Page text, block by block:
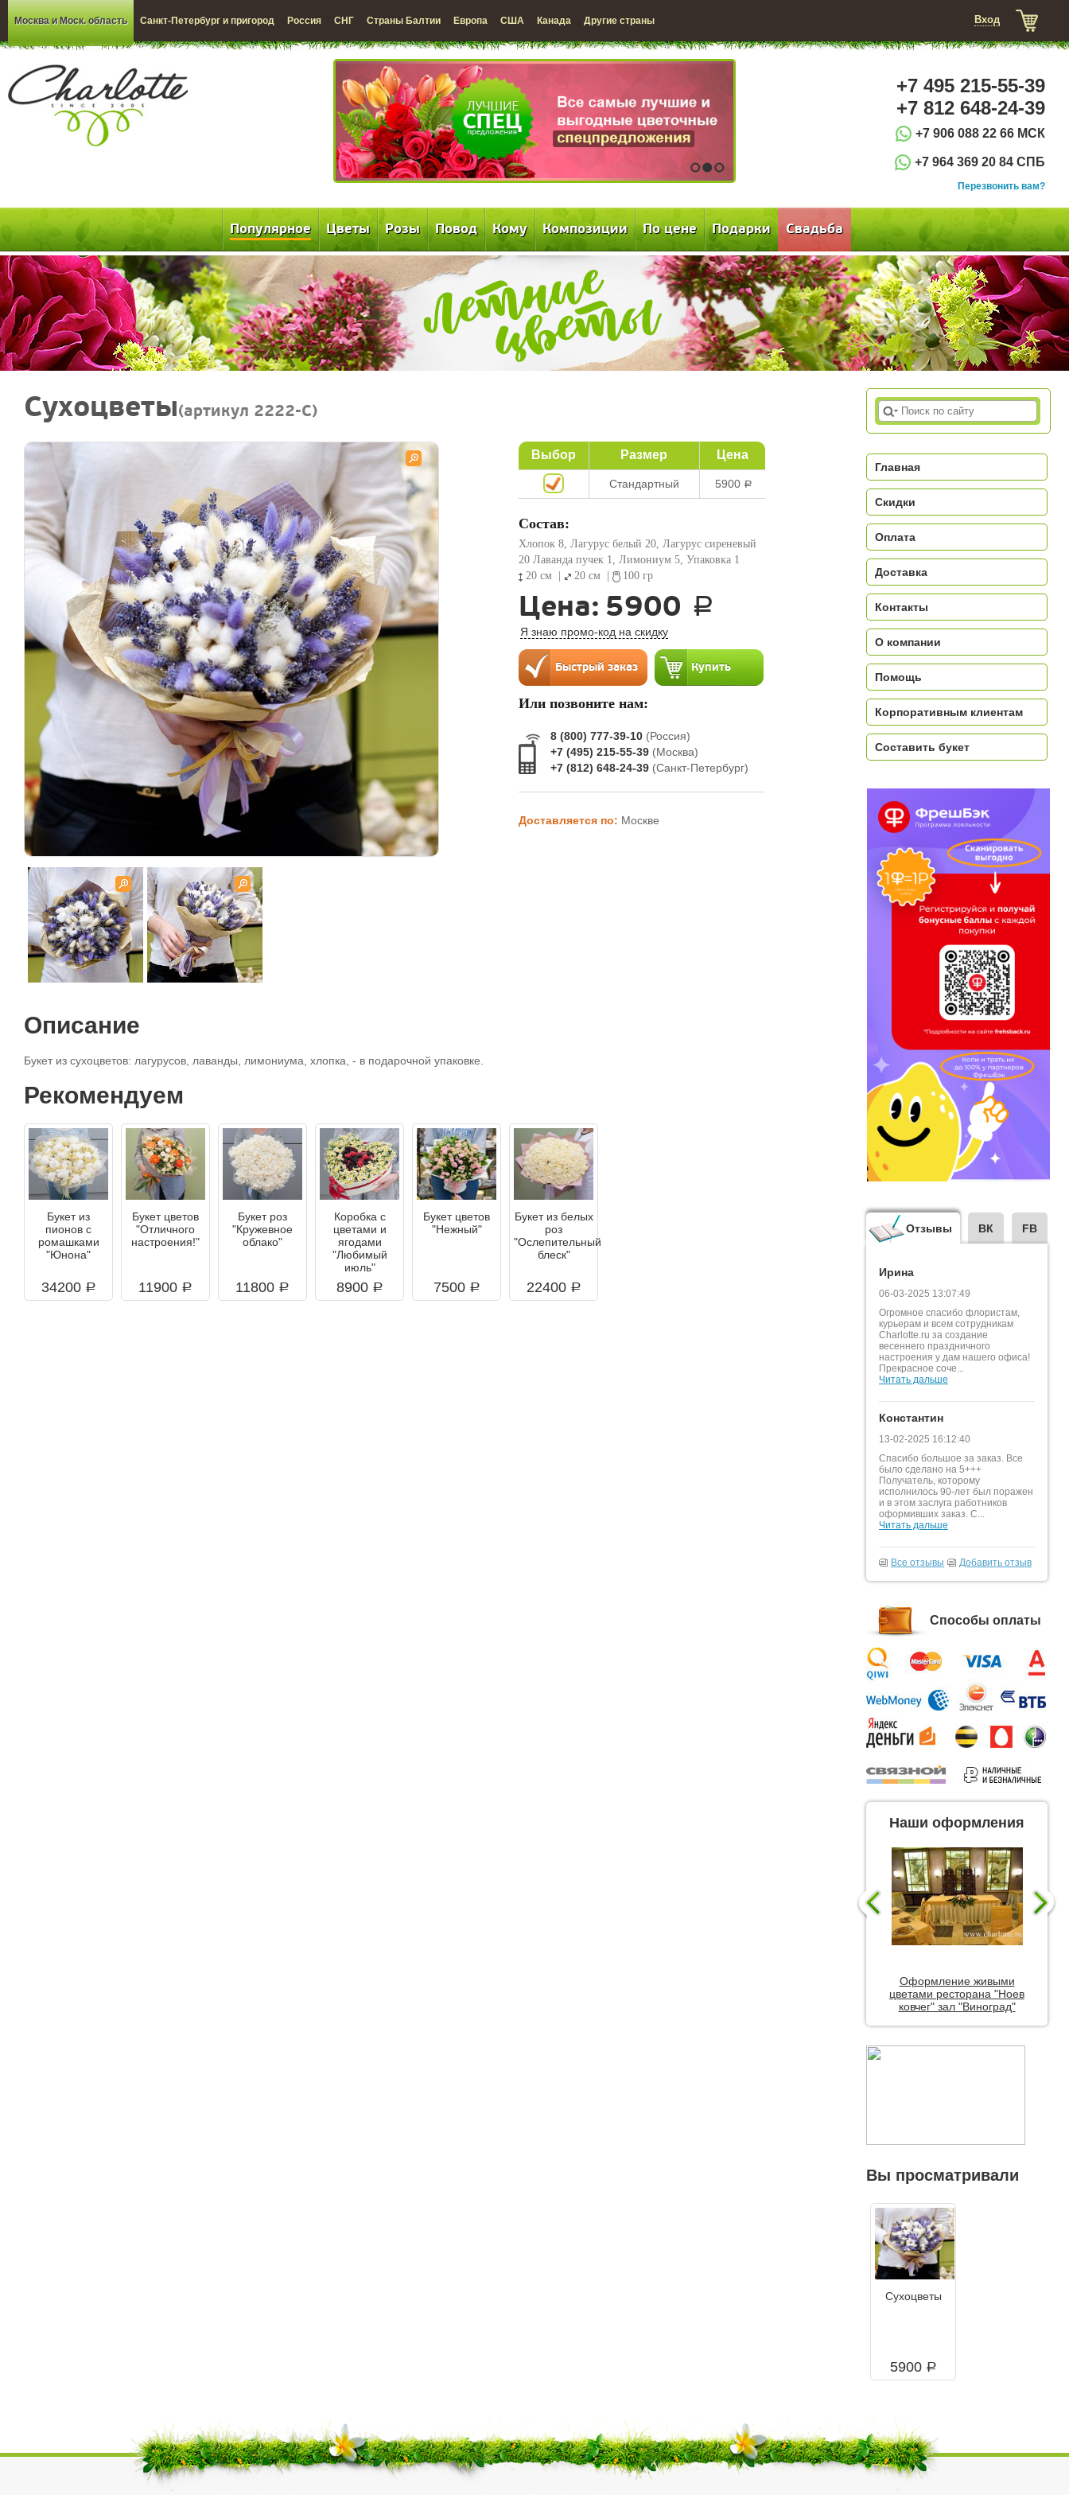
Москва и Моск. область Санкт-Петербург и пригород Россия СНГ Страны Балтии Европа США Канада Другие страны Вход
1 2 3
+7 495 215-55-39
+7 812 648-24-39
+7 906 088 22 66 МСК
+7 964 369 20 84 СПБ
Перезвонить вам?
Популярное Цветы Розы Повод Кому Композиции По цене Подарки Свадьба
Сухоцветы(артикул 2222-C)
Выбор Размер Цена
Стандартный 5900 a
Состав:
Хлопок 8, Лагурус белый 20, Лагурус сиреневый
20 Лаванда пучек 1, Лимониум 5, Упаковка 1
20 см
20 см 100 гр
Цена: 5900 a
Я знаю промо-код на скидку
Или позвоните нам:
8 (800) 777-39-10 (Россия)
+7 (495) 215-55-39 (Москва)
+7 (812) 648-24-39 (Санкт-Петербург)
Доставляется по: Москве
Описание
Букет из сухоцветов: лагурусов, лаванды, лимониума, хлопка, - в подарочной упаковке.
Рекомендуем
Букет из
пионов с
ромашками
"Юнона"
34200 a
Букет цветов
"Отличного
настроения!"
11900 a
Букет роз
"Кружевное
облако"
11800 a
Коробка с
цветами и
ягодами
"Любимый
июль"
8900 a
Букет цветов
"Нежный"
7500 a
Букет из белых
роз
"Ослепительный
блеск"
22400 a
Главная
Скидки
Оплата
Доставка
Контакты
О компании
Помощь
Корпоративным клиентам
Составить букет
Отзывы ВК FB
Ирина
06-03-2025 13:07:49
Огромное спасибо флористам,
курьерам и всем сотрудникам
Charlotte.ru за создание
весеннего праздничного
настроения у дам нашего офиса!
Прекрасное соче...
Читать дальше
Константин
13-02-2025 16:12:40
Спасибо большое за заказ. Все
было сделано на 5+++
Получатель, которому
исполнилось 90-лет был поражен
и в этом заслуга работников
оформивших заказ. С...
Читать дальше
Все отзывы Добавить отзыв
Способы оплаты
Наши оформления
Оформление живыми
цветами ресторана "Ноев
ковчег" зал "Виноград"
Вы просматривали
Сухоцветы
5900 a